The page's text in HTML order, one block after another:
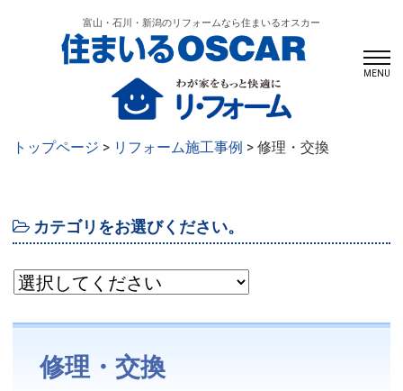
富山・石川・新潟のリフォームなら住まいるオスカー
MENU
トップページ > リフォーム施工事例 > 修理・交換
カテゴリをお選びください。
修理・交換